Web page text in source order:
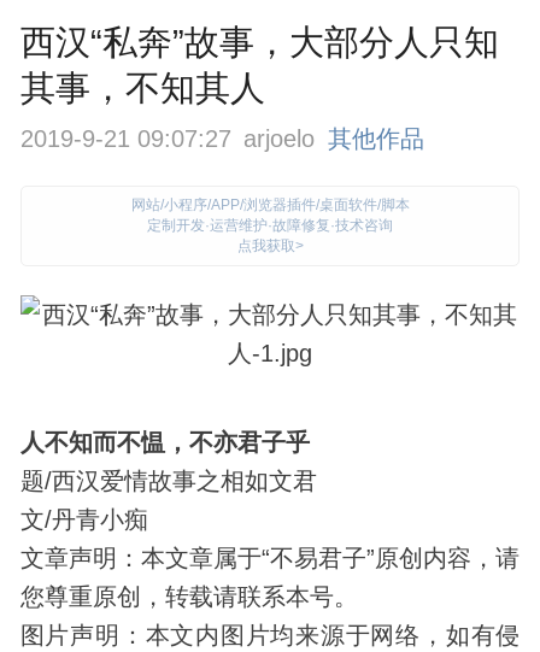
西汉“私奔”故事，大部分人只知
其事，不知其人
2019-9-21 09:07:27 arjoelo 其他作品
网站/小程序/APP/浏览器插件/桌面软件/脚本
定制开发·运营维护·故障修复·技术咨询
点我获取>
人不知而不愠，不亦君子乎
题/西汉爱情故事之相如文君
文/丹青小痴
文章声明：本文章属于“不易君子”原创内容，请
您尊重原创，转载请联系本号。
图片声明：本文内图片均来源于网络，如有侵